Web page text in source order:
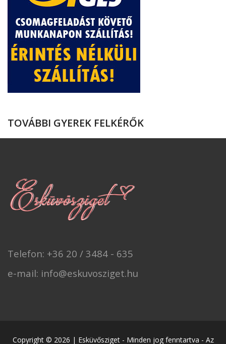
TOVÁBBI GYEREK FELKÉRŐK
Telefon: +36 20 / 3484 - 635
e-mail: info@eskuvosziget.hu
Copyright © 2026 | Esküvősziget - Minden jog fenntartva - Az